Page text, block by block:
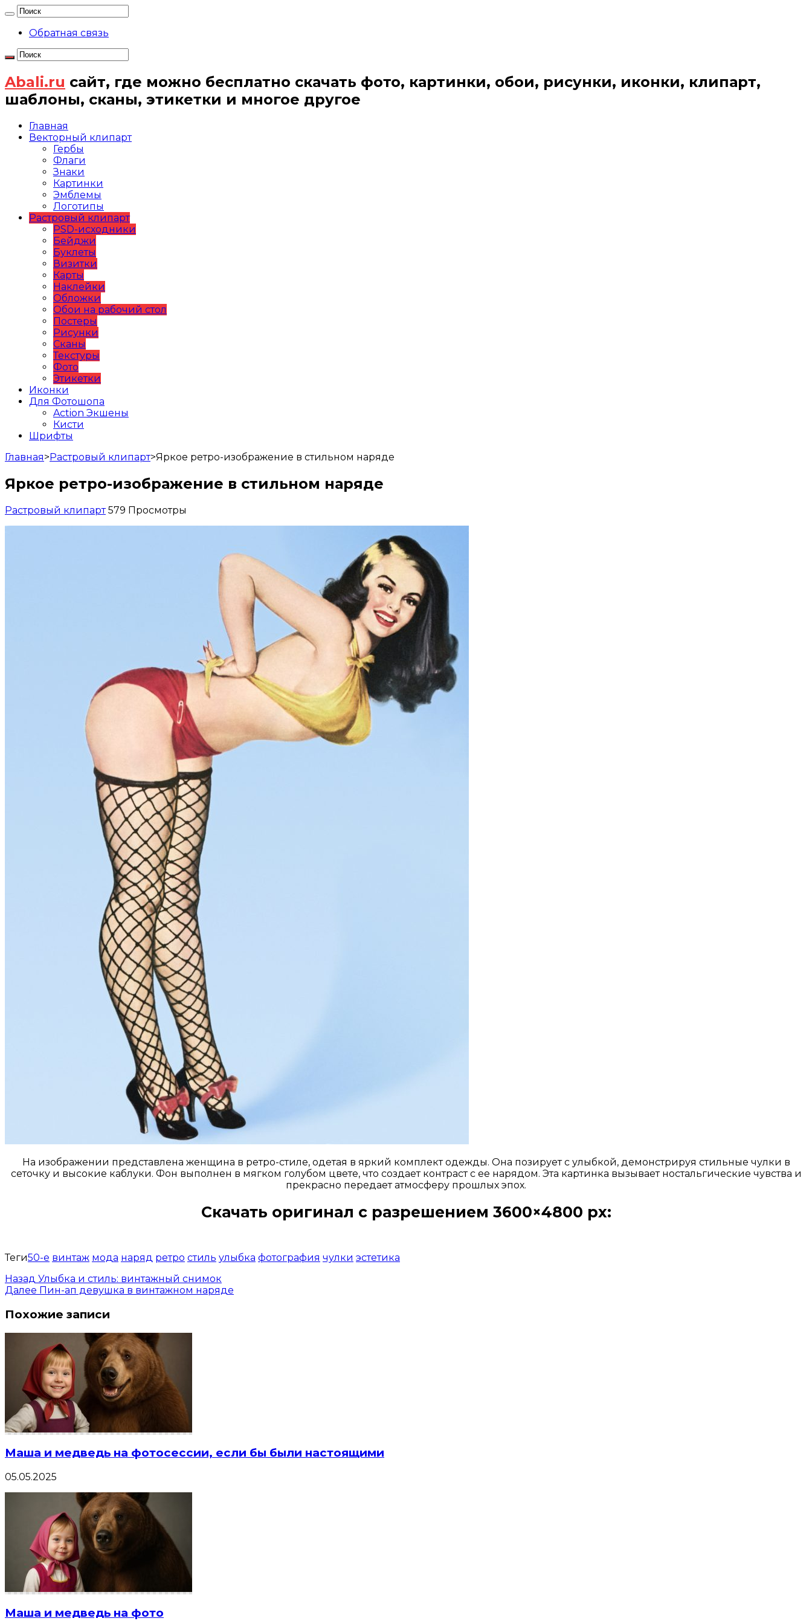
Обратная связь
Abali.ru сайт, где можно бесплатно скачать фото, картинки, обои, рисунки, иконки, клипарт,
шаблоны, сканы, этикетки и многое другое
Главная
Векторный клипарт
Гербы
Флаги
Знаки
Картинки
Эмблемы
Логотипы
Растровый клипарт
PSD-исходники
Бейджи
Буклеты
Визитки
Карты
Наклейки
Обложки
Обои на рабочий стол
Постеры
Рисунки
Сканы
Текстуры
Фото
Этикетки
Иконки
Для Фотошопа
Action Экшены
Кисти
Шрифты
Главная>Растровый клипарт>Яркое ретро-изображение в стильном наряде
Яркое ретро-изображение в стильном наряде
Растровый клипарт 579 Просмотры
На изображении представлена женщина в ретро-стиле, одетая в яркий комплект одежды. Она позирует с улыбкой, демонстрируя стильные чулки в
сеточку и высокие каблуки. Фон выполнен в мягком голубом цвете, что создает контраст с ее нарядом. Эта картинка вызывает ностальгические чувства и
прекрасно передает атмосферу прошлых эпох.
Скачать оригинал с разрешением 3600×4800 px:
Теги50-е винтаж мода наряд ретро стиль улыбка фотография чулки эстетика
Назад Улыбка и стиль: винтажный снимок
Далее Пин-ап девушка в винтажном наряде
Похожие записи
Маша и медведь на фотосессии, если бы были настоящими
05.05.2025
Маша и медведь на фото